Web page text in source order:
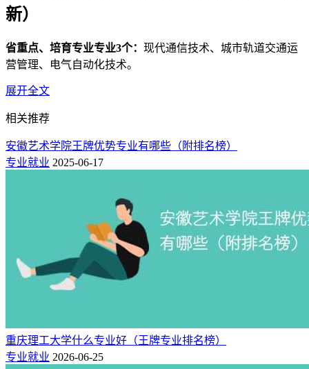
新）
省重点、培育专业专业3个： 现代通信技术、城市轨道交通运
营管理、电气自动化技术。
这些都是西安交通工程学院优势特色专业，是本校排名最好的
景都不错！以下为
榜，欢迎参考！
西安交通工程学院王牌专业排名（应用型）：轨道交通信号与
控制（全国第5名）、交通工程（全国第13名）、交通运输
（全国第19名）、车辆工程（全国第34名）、通信工程（全国
第74名）、财务管理（全国第137名）。
次
名
名
A 5
轨道交通信号与
控制
中国高水平应用型
专业
展开全文
相关推荐
安徽艺术学院王牌优势专业有哪些（附排名榜）
专业就业 2025-06-17
重庆理工大学什么专业好（王牌专业排名榜）
专业就业 2026-06-25